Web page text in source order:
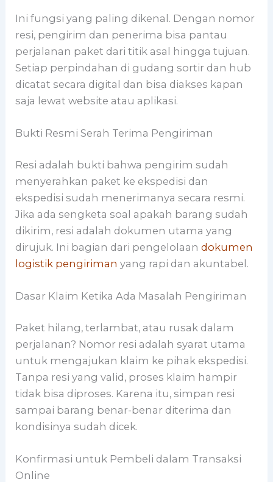
Ini fungsi yang paling dikenal. Dengan nomor
resi, pengirim dan penerima bisa pantau
perjalanan paket dari titik asal hingga tujuan.
Setiap perpindahan di gudang sortir dan hub
dicatat secara digital dan bisa diakses kapan
saja lewat website atau aplikasi.
Bukti Resmi Serah Terima Pengiriman
Resi adalah bukti bahwa pengirim sudah
menyerahkan paket ke ekspedisi dan
ekspedisi sudah menerimanya secara resmi.
Jika ada sengketa soal apakah barang sudah
dikirim, resi adalah dokumen utama yang
dirujuk. Ini bagian dari pengelolaandokumen
logistik pengiriman yang rapi dan akuntabel.
Dasar Klaim Ketika Ada Masalah Pengiriman
Paket hilang, terlambat, atau rusak dalam
perjalanan? Nomor resi adalah syarat utama
untuk mengajukan klaim ke pihak ekspedisi.
Tanpa resi yang valid, proses klaim hampir
tidak bisa diproses. Karena itu, simpan resi
sampai barang benar-benar diterima dan
kondisinya sudah dicek.
Konfirmasi untuk Pembeli dalam Transaksi
Online